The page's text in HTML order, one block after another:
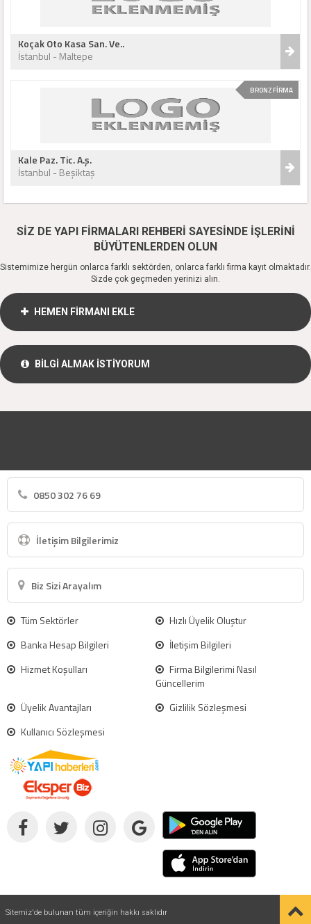
Koçak Oto Kasa San. Ve..
İstanbul - Maltepe
BRONZ FİRMA
Kale Paz. Tic. A.ş.
İstanbul - Beşiktaş
SİZ DE YAPI FİRMALARI REHBERİ SAYESİNDE İŞLERİNİ
BÜYÜTENLERDEN OLUN
Sistemimize hergün onlarca farklı sektörden, onlarca farklı firma kayıt olmaktadır.
Sizde çok geçmeden yerinizi alın.
HEMEN FİRMANI EKLE
BİLGİ ALMAK İSTİYORUM
0850 302 76 69
İletişim Bilgilerimiz
Biz Sizi Arayalım
Tüm Sektörler
Hızlı Üyelik Oluştur
Banka Hesap Bilgileri
İletişim Bilgileri
Hizmet Koşulları
Firma Bilgilerimi Nasıl
Güncellerim
Üyelik Avantajları
Gizlilik Sözleşmesi
Kullanıcı Sözleşmesi
Sitemiz'de bulunan tüm içeriğin hakkı saklıdır